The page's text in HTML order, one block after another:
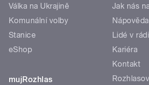
Válka na Ukrajině
Komunální volby
Stanice
eShop
mujRozhlas
Jak nás
Nápověda
Lidé v
Kariéra
Kontakt